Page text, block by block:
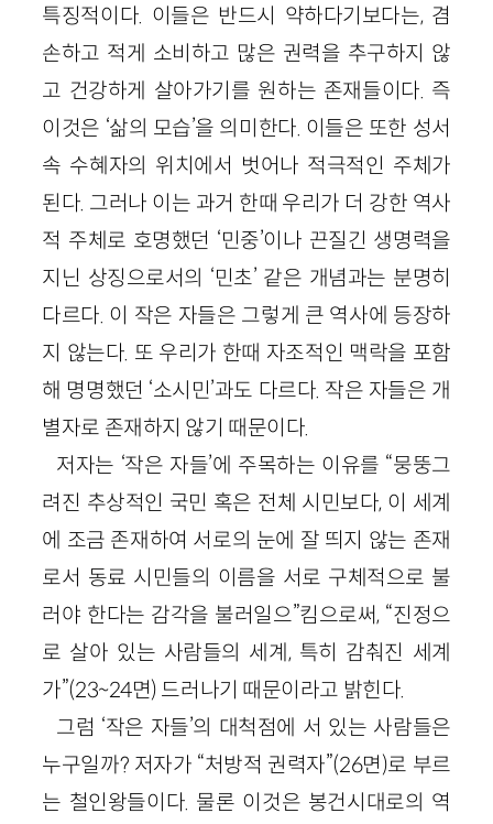
특징적이다. 이들은 반드시 약하다기보다는, 겸
손하고 적게 소비하고 많은 권력을 추구하지 않
고 건강하게 살아가기를 원하는 존재들이다. 즉
이것은 ‘삶의 모습’을 의미한다. 이들은 또한 성서
속 수혜자의 위치에서 벗어나 적극적인 주체가
된다. 그러나 이는 과거 한때 우리가 더 강한 역사
적 주체로 호명했던 ‘민중’이나 끈질긴 생명력을
지닌 상징으로서의 ‘민초’ 같은 개념과는 분명히
다르다. 이 작은 자들은 그렇게 큰 역사에 등장하
지 않는다. 또 우리가 한때 자조적인 맥락을 포함
해 명명했던 ‘소시민’과도 다르다. 작은 자들은 개
별자로 존재하지 않기 때문이다.
저자는 ‘작은 자들’에 주목하는 이유를 “뭉뚱그
려진 추상적인 국민 혹은 전체 시민보다, 이 세계
에 조금 존재하여 서로의 눈에 잘 띄지 않는 존재
로서 동료 시민들의 이름을 서로 구체적으로 불
러야 한다는 감각을 불러일으”킴으로써, “진정으
로 살아 있는 사람들의 세계, 특히 감춰진 세계
가”(23~24면) 드러나기 때문이라고 밝힌다.
그럼 ‘작은 자들’의 대척점에 서 있는 사람들은
누구일까? 저자가 “처방적 권력자”(26면)로 부르
는 철인왕들이다. 물론 이것은 봉건시대로의 역